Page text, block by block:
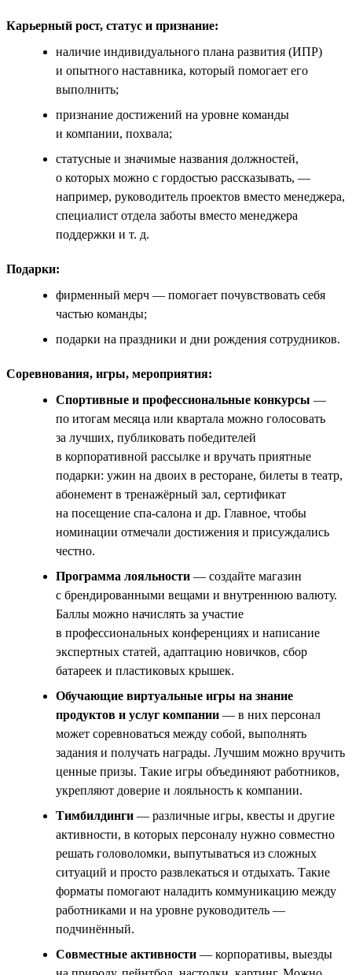
Карьерный рост, статус и признание:
наличие индивидуального плана развития (ИПР)
и опытного наставника, который помогает его
выполнить;
признание достижений на уровне команды
и компании, похвала;
статусные и значимые названия должностей,
о которых можно с гордостью рассказывать, —
например, руководитель проектов вместо менеджера,
специалист отдела заботы вместо менеджера
поддержки и т. д.
Подарки:
фирменный мерч — помогает почувствовать себя
частью команды;
подарки на праздники и дни рождения сотрудников.
Соревнования, игры, мероприятия:
Спортивные и профессиональные конкурсы —
по итогам месяца или квартала можно голосовать
за лучших, публиковать победителей
в корпоративной рассылке и вручать приятные
подарки: ужин на двоих в ресторане, билеты в театр,
абонемент в тренажёрный зал, сертификат
на посещение спа-салона и др. Главное, чтобы
номинации отмечали достижения и присуждались
честно.
Программа лояльности — создайте магазин
с брендированными вещами и внутреннюю валюту.
Баллы можно начислять за участие
в профессиональных конференциях и написание
экспертных статей, адаптацию новичков, сбор
батареек и пластиковых крышек.
Обучающие виртуальные игры на знание
продуктов и услуг компании — в них персонал
может соревноваться между собой, выполнять
задания и получать награды. Лучшим можно вручить
ценные призы. Такие игры объединяют работников,
укрепляют доверие и лояльность к компании.
Тимбилдинги — различные игры, квесты и другие
активности, в которых персоналу нужно совместно
решать головоломки, выпутываться из сложных
ситуаций и просто развлекаться и отдыхать. Такие
форматы помогают наладить коммуникацию между
работниками и на уровне руководитель —
подчинённый.
Совместные активности — корпоративы, выезды